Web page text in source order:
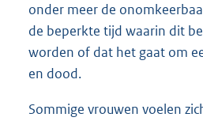
onder meer de
de beperkte tijd waarin dit
worden of dat het gaat om
en dood.
Sommige vrouwen voelen